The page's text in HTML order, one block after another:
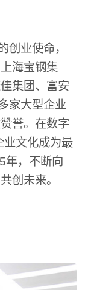
业使命，
海宝钢集
集团、富安
家大型企业
誉。在数字
业文化成为最
年，不断向
创未来。